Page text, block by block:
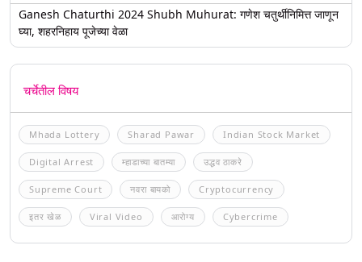
Ganesh Chaturthi 2024 Shubh Muhurat: गणेश चतुर्थीनिमित्त जाणून
घ्या, शहरनिहाय पूजेच्या वेळा
चर्चेतील विषय
Mhada Lottery Sharad Pawar Indian Stock Market
Digital Arrest म्हाडाच्या बातम्या उद्धव ठाकरे
Supreme Court नवरा बायको Cryptocurrency
इतर खेळ Viral Video आरोग्य Cybercrime